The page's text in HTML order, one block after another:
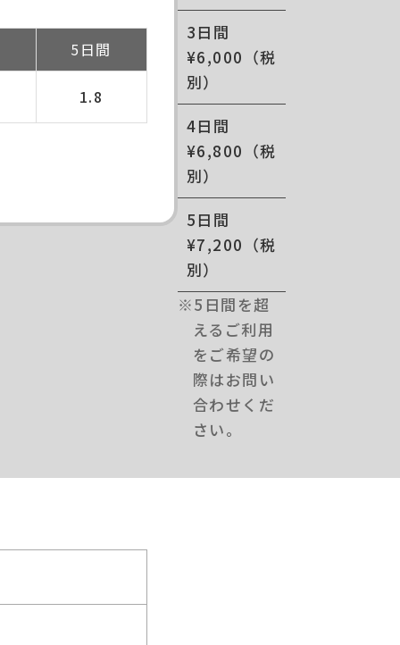
5日間
1.8
3日間
¥6,000（税
別）
4日間
¥6,800（税
別）
5日間
¥7,200（税
別）
※5日間を超
えるご利用
をご希望の
際はお問い
合わせくだ
さい。